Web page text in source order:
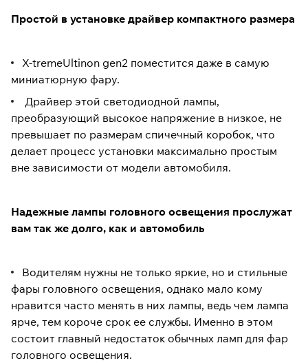
Простой в установке драйвер компактного размера
X-tremeUltinon gen2 поместится даже в самую
миниатюрную фару.
Драйвер этой светодиодной лампы,
преобразующий высокое напряжение в низкое, не
превышает по размерам спичечный коробок, что
делает процесс установки максимально простым
вне зависимости от модели автомобиля.
Надежные лампы головного освещения прослужат
вам так же долго, как и автомобиль
Водителям нужны не только яркие, но и стильные
фары головного освещения, однако мало кому
нравится часто менять в них лампы, ведь чем лампа
ярче, тем короче срок ее службы. Именно в этом
состоит главный недостаток обычных ламп для фар
головного освещения.